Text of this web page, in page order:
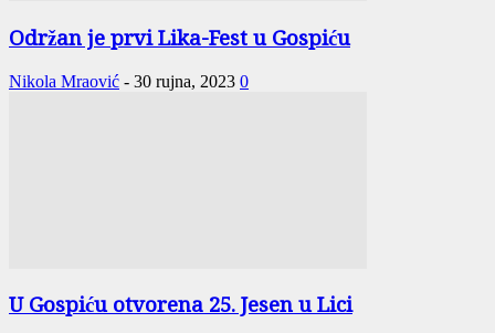
Održan je prvi Lika-Fest u Gospiću
Nikola Mraović - 30 rujna, 2023 0
U Gospiću otvorena 25. Jesen u Lici